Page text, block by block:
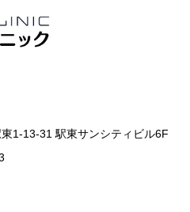
1-13-31 駅東サンシティビル6F